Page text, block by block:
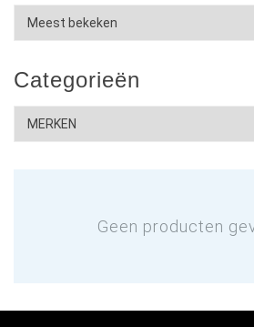
Categorieën
Geen producten